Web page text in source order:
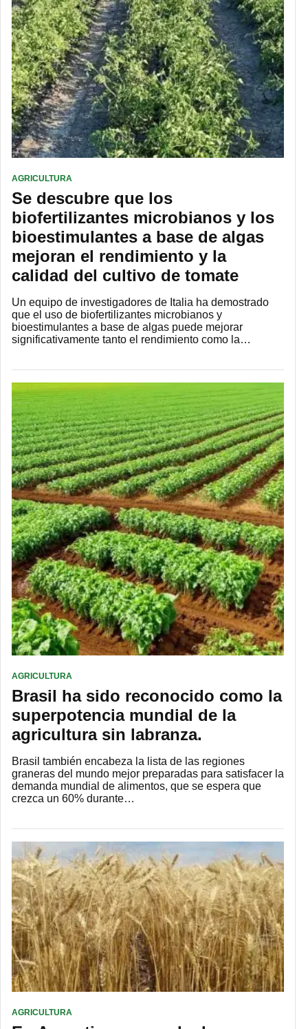
AGRICULTURA
Se descubre que los
biofertilizantes microbianos y los
bioestimulantes a base de algas
mejoran el rendimiento y la
calidad del cultivo de tomate
Un equipo de investigadores de Italia ha demostrado
que el uso de biofertilizantes microbianos y
bioestimulantes a base de algas puede mejorar
significativamente tanto el rendimiento como la…
AGRICULTURA
Brasil ha sido reconocido como la
superpotencia mundial de la
agricultura sin labranza.
Brasil también encabeza la lista de las regiones
graneras del mundo mejor preparadas para satisfacer la
demanda mundial de alimentos, que se espera que
crezca un 60% durante…
AGRICULTURA